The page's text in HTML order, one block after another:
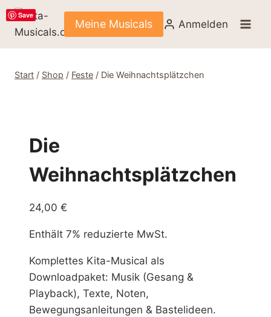
Zum
Inhalt
springen
Meine Musicals Anmelden
Start / Shop / Feste / Die Weihnachtsplätzchen
Save
Die
Weihnachtsplätzchen
24,00 €
Enthält 7% reduzierte MwSt.
Komplettes Kita-Musical als
Downloadpaket: Musik (Gesang &
Playback), Texte, Noten,
Bewegungsanleitungen & Bastelideen.